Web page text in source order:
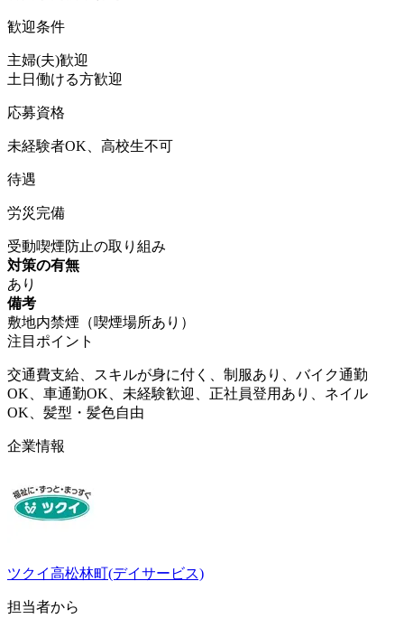
歓迎条件
主婦(夫)歓迎
土日働ける方歓迎
応募資格
未経験者OK、高校生不可
待遇
労災完備
受動喫煙防止の取り組み
対策の有無
あり
備考
敷地内禁煙（喫煙場所あり）
注目ポイント
交通費支給、スキルが身に付く、制服あり、バイク通勤
OK、車通勤OK、未経験歓迎、正社員登用あり、ネイル
OK、髪型・髪色自由
企業情報
ツクイ高松林町(デイサービス)
担当者から